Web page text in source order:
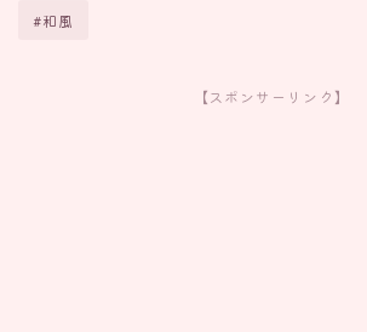
#和風
【スポンサーリンク】